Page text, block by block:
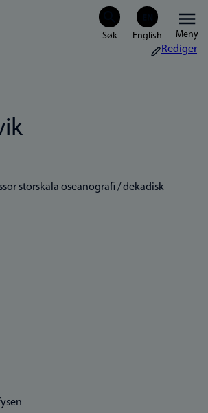
Meny
Rediger
storskala oseanografi / dekadisk